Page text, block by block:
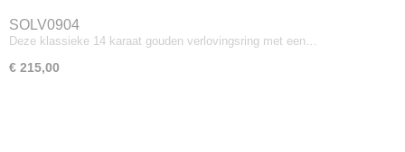
SOLV0904
Deze klassieke 14 karaat gouden verlovingsring met een…
€ 215,00